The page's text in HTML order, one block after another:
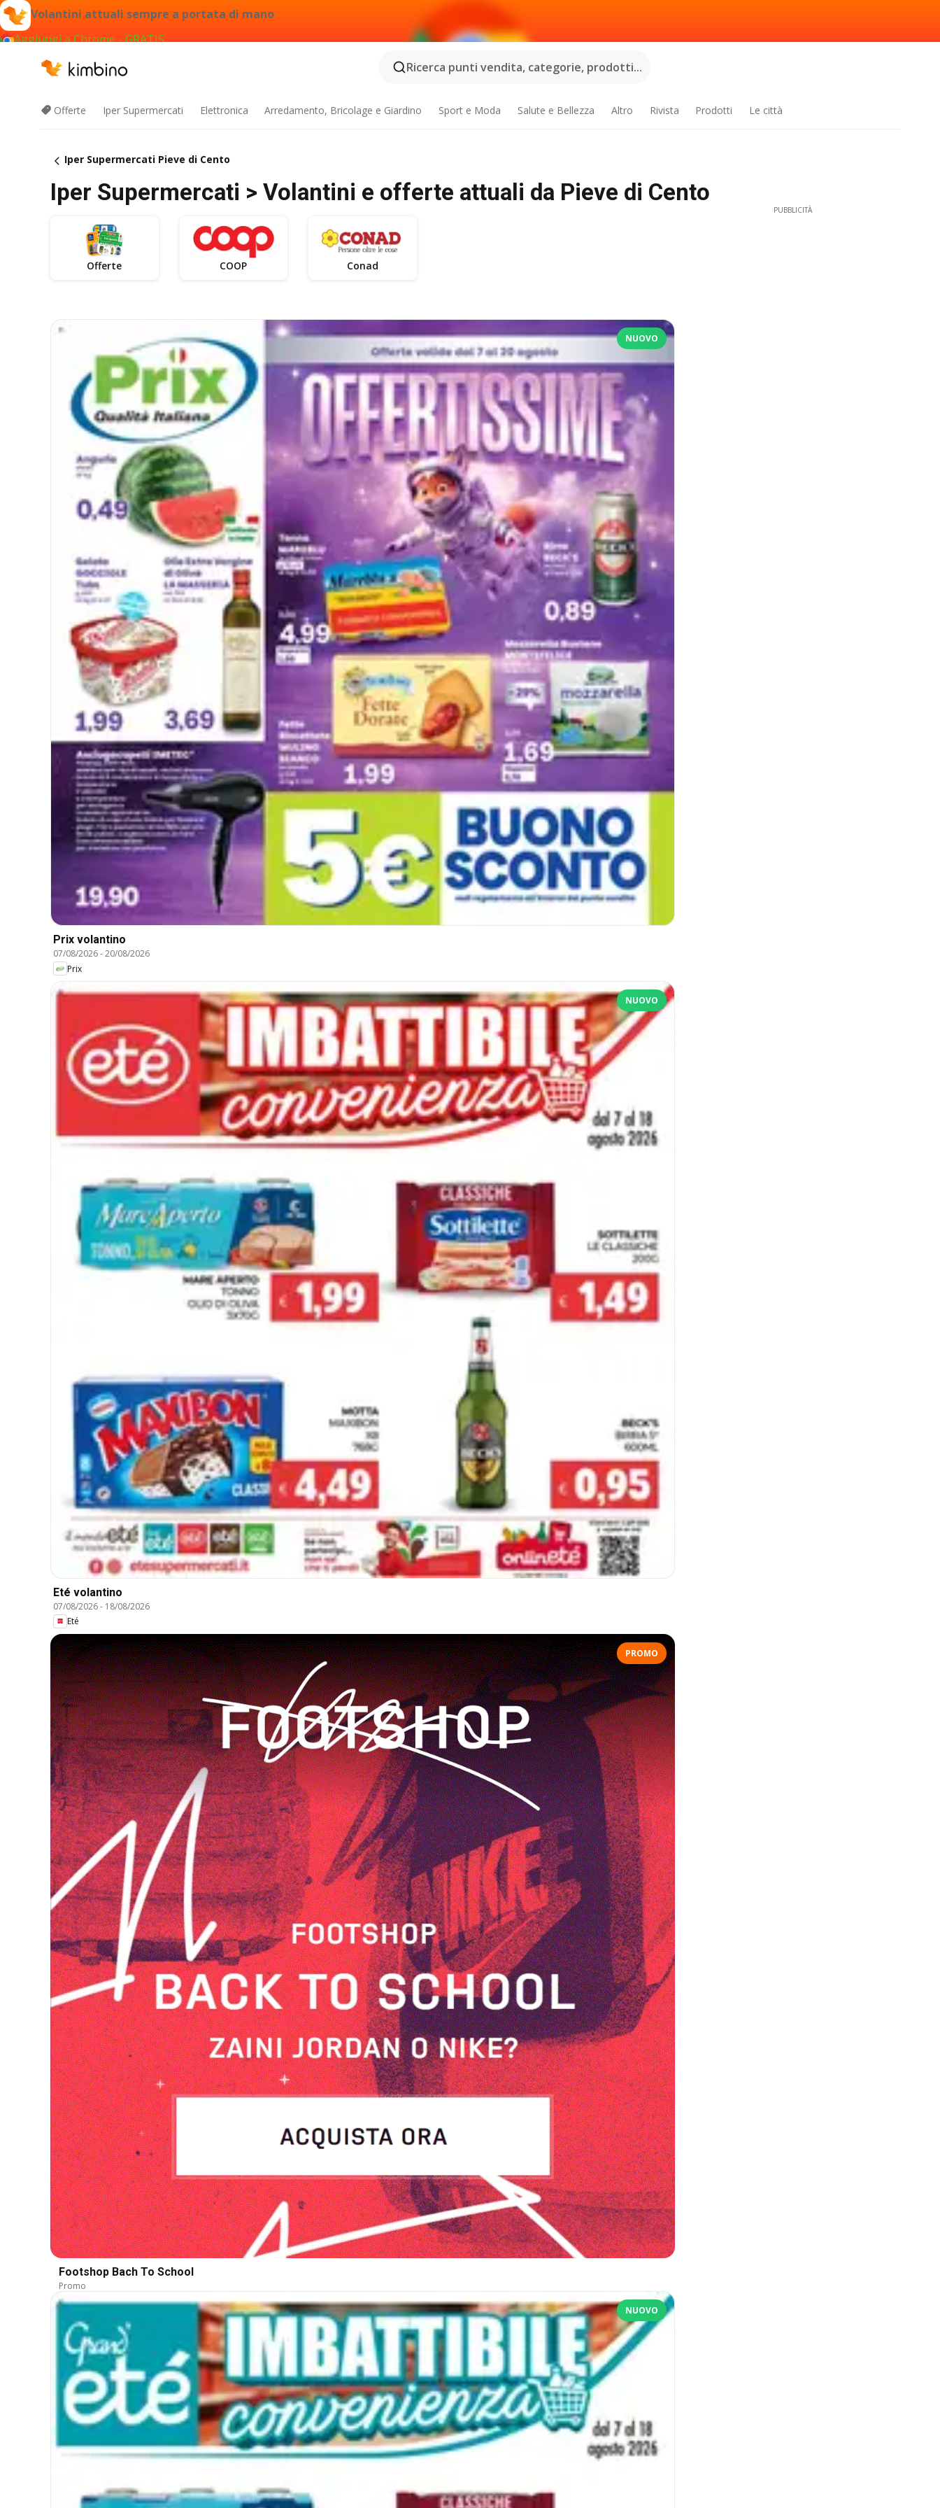
Volantini attuali sempre a portata di mano
Aggiungi a Chrome - GRATIS
Ricerca punti vendita, categorie, prodotti...
Offerte Iper Supermercati Elettronica Arredamento, Bricolage e Giardino Sport e Moda Salute e Bellezza Altro Rivista Prodotti Le città
Iper Supermercati Pieve di Cento
Iper Supermercati > Volantini e offerte attuali da Pieve di Cento
Offerte COOP Conad
NUOVO
Prix volantino
07/08/2026-20/08/2026
Prix
NUOVO
Eté volantino
07/08/2026- 18/08/2026
Eté
PROMO
Footshop Bach To School
Promo
NUOVO
PUBBLICITÀ